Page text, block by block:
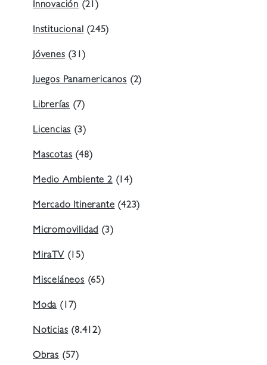
Innovación (21)
Institucional(245)
Jóvenes(31)
Juegos Panamericanos (2)
Librerías(7)
Licencias(3)
Mascotas(48)
Medio Ambiente 2(14)
Mercado Itinerante(423)
Micromovilidad(3)
MiraTV(15)
Misceláneos(65)
Moda(17)
Noticias(8.412)
Obras (57)